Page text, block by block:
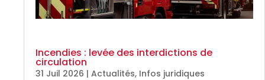
Incendies : levée des interdictions de
circulation
31 Juil 2026 | Actualités, Infos juridiques